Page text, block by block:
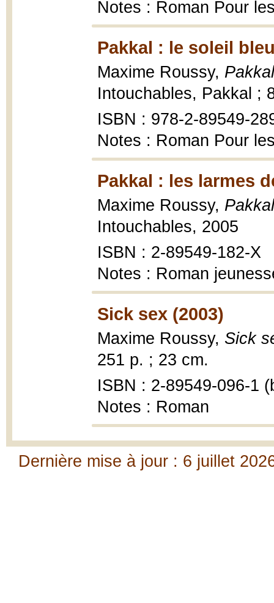
Notes : Roman Pour
Pakkal : le soleil
Maxime Roussy,
Intouchables, Pakkal ;
ISBN : 978-2-89549-
Notes : Roman Pour
Pakkal : les larmes
Maxime Roussy,
Intouchables, 2005
ISBN : 2-89549-182-X
Notes : Roman
Sick sex (2003)
Maxime Roussy, Sick
251 p. ; 23 cm.
ISBN : 2-89549-096-1
Notes : Roman
Dernière mise à jour : 6 juillet